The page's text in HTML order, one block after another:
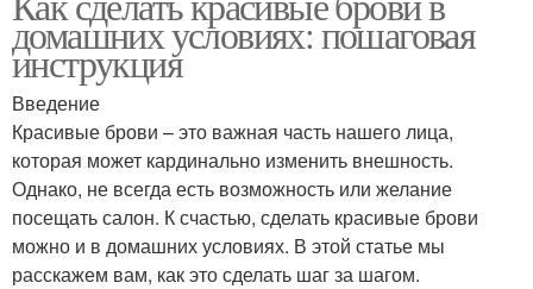
домашних условиях: пошаговая
инструкция
Введение
Красивые брови – это важная часть нашего лица,
которая может кардинально изменить внешность.
Однако, не всегда есть возможность или желание
посещать салон. К счастью, сделать красивые брови
можно и в домашних условиях. В этой статье мы
расскажем вам, как это сделать шаг за шагом.